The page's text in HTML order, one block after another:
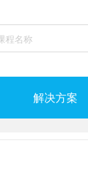
解决方案